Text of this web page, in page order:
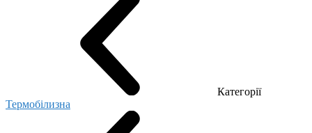
Категорії
Термобілизна